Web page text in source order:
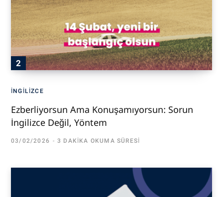
İNGILIZCE
Ezberliyorsun Ama Konuşamıyorsun: Sorun
İngilizce Değil, Yöntem
03/02/2026 3 DAKIKA OKUMA SÜRESI